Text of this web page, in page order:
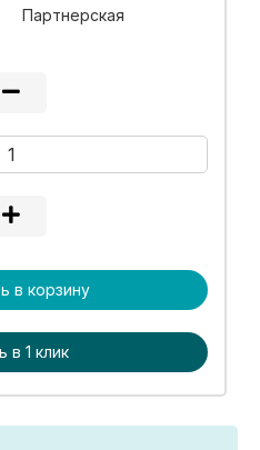
Партнерская
в корзину
в 1 клик